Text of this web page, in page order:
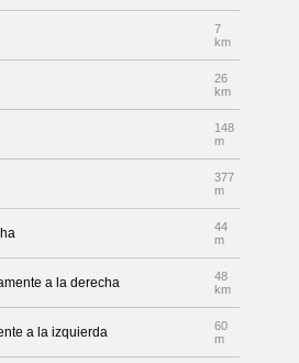
7
km
26
km
148
m
377
m
44
m
a la derecha
48
km
a la izquierda
60
m